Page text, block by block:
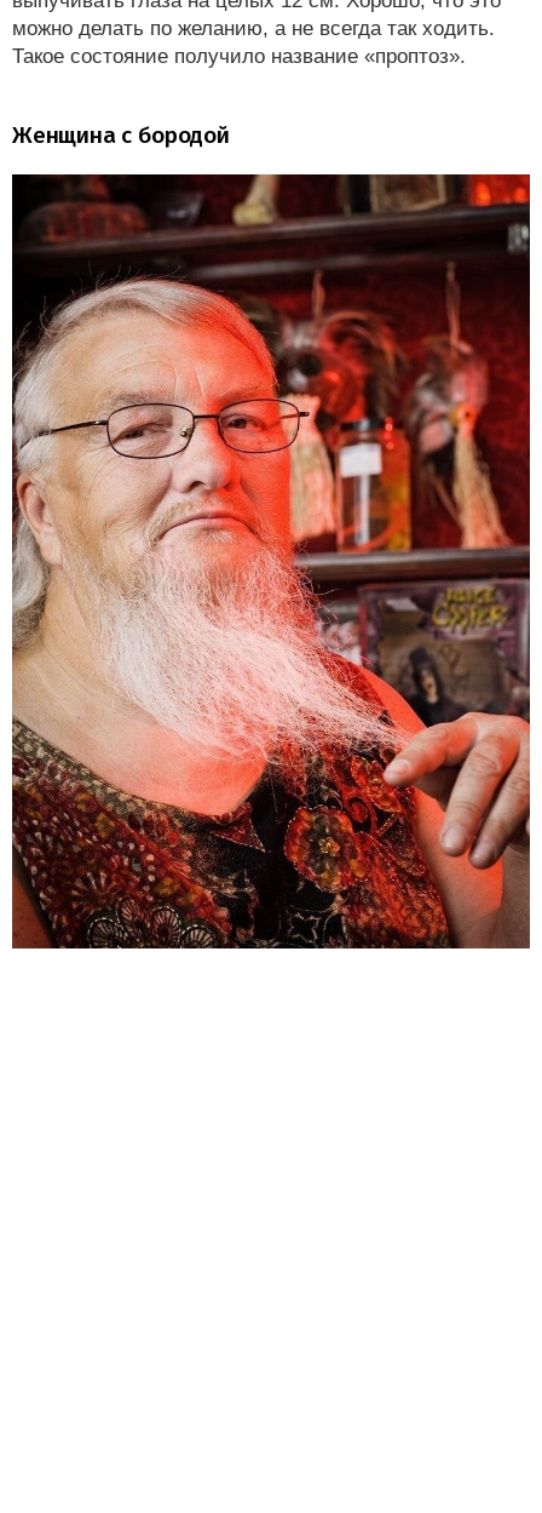
можно делать по желанию, а не всегда так ходить.
Такое состояние получило название «проптоз».
Женщина с бородой